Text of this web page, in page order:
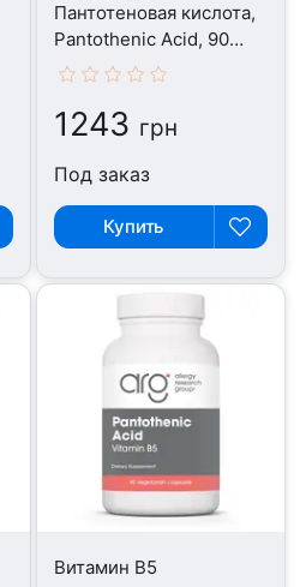
Пантотеновая кислота,
Pantothenic Acid, 90
капсул
1243 грн
Под заказ
Купить
Витамин B5